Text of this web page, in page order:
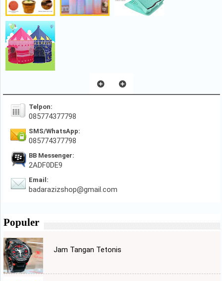
Telpon:
085774377798
SMS/WhatsApp:
085774377798
BB Messenger:
2ADF0DE9
Email:
badarazizshop@gmail.com
Populer
Jam Tangan Tetonis